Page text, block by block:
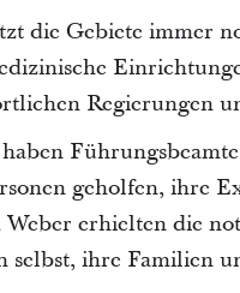
die Gebiete immer
Regierungen
geholfen, ihre
erhielten die
selbst, ihre Familien